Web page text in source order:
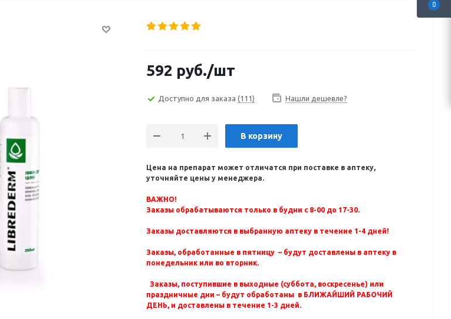
592 руб./шт
Доступно для заказа (111) Нашли дешевле?
В корзину
Цена на препарат может отличатся при поставке в аптеку,
уточняйте цены у менеджера.
ВАЖНО!
Заказы обрабатываются только в будни с 8-00 до 17-30.
Заказы доставляются в выбранную аптеку в течение 1-4 дней!
Заказы, обработанные в пятницу – будут доставлены в аптеку в
понедельник или во вторник.
Заказы, поступившие в выходные (суббота, воскресенье) или
праздничные дни – будут обработаны в БЛИЖАЙШИЙ РАБОЧИЙ
ДЕНЬ, и доставлены в течение 1-3 дней.
0